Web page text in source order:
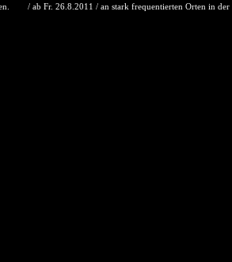
/ ab Fr. 26.8.2011 / an stark frequentierten Orten in der